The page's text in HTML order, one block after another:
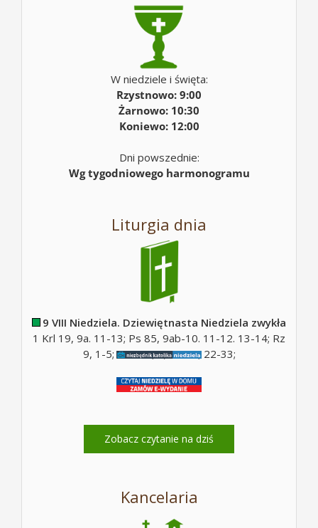
W niedziele i święta:
Rzystnowo: 9:00
Żarnowo: 10:30
Koniewo: 12:00
Dni powszednie:
Wg tygodniowego harmonogramu
Liturgia dnia
9 VIII Niedziela. Dziewiętnasta Niedziela zwykła
1 Krl 19, 9a. 11-13; Ps 85, 9ab-10. 11-12. 13-14; Rz
9, 1-5; Ps 130, 5; Mt 14, 22-33;
Zobacz czytanie na dziś
Kancelaria